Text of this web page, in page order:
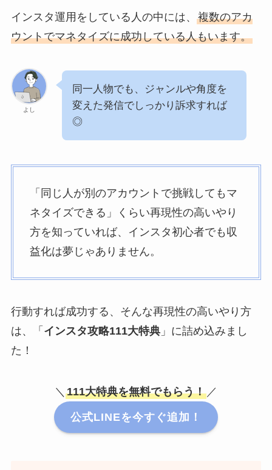
インスタ運用をしている人の中には、 複数のアカ
ウントでマネタイズに成功している人もいます。
よし
同一人物でも、ジャンルや角度を
変えた発信でしっかり訴求すれば
◎
「同じ人が別のアカウントで挑戦してもマ
ネタイズできる」くらい再現性の高いやり
方を知っていれば、インスタ初心者でも収
益化は夢じゃありません。
行動すれば成功する、そんな再現性の高いやり方
は、「 インスタ攻略111大特典」に詰め込みまし
た！
＼ 111大特典を無料でもらう！ ／
公式LINEを今すぐ追加！